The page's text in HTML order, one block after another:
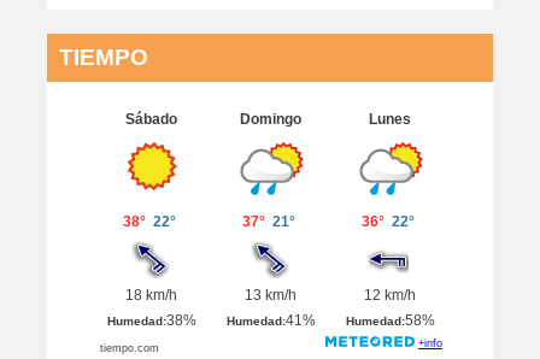
TIEMPO